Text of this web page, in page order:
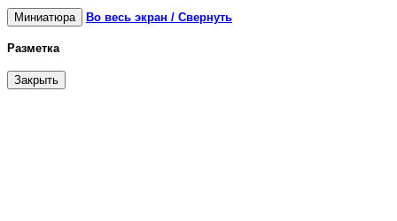
Миниатюра Во весь экран / Свернуть
Разметка
Закрыть